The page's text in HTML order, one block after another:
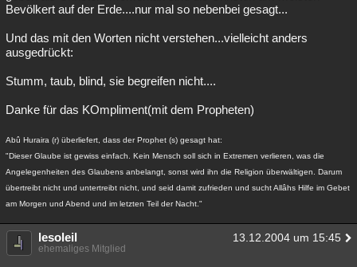
Bevölkert auf der Erde....nur mal so nebenbei gesagt...
Und das mit den Worten nicht verstehen...vielleicht anders
ausgedrückt:
Stumm, taub, blind, sie begreifen nicht....
Danke für das KOmpliment(mit dem Propheten)
Abû Huraira (r) überliefert, dass der Prophet (s) gesagt hat:
"Dieser Glaube ist gewiss einfach. Kein Mensch soll sich in Extremen verlieren, was die
Angelegenheiten des Glaubens anbelangt, sonst wird ihn die Religion überwältigen. Darum
übertreibt nicht und untertreibt nicht, und seid damit zufrieden und sucht Allâhs Hilfe im Gebet
am Morgen und Abend und im letzten Teil der Nacht."
lesoleil 13.12.2004 um 15:45
ehemaliges Mitglied